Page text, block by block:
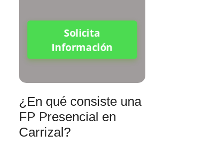
Solicita
Información
¿En qué consiste una
FP Presencial en
Carrizal?